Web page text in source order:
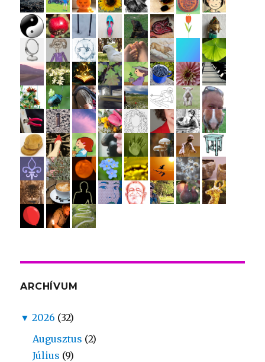
ARCHÍVUM
▼ 2026 (32)
Augusztus (2)
Július (9)